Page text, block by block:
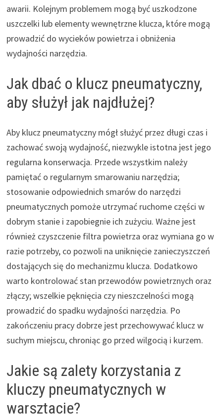
awarii. Kolejnym problemem mogą być uszkodzone
uszczelki lub elementy wewnętrzne klucza, które mogą
prowadzić do wycieków powietrza i obniżenia
wydajności narzędzia.
Jak dbać o klucz pneumatyczny,
aby służył jak najdłużej?
Aby klucz pneumatyczny mógł służyć przez długi czas i
zachować swoją wydajność, niezwykle istotna jest jego
regularna konserwacja. Przede wszystkim należy
pamiętać o regularnym smarowaniu narzędzia;
stosowanie odpowiednich smarów do narzędzi
pneumatycznych pomoże utrzymać ruchome części w
dobrym stanie i zapobiegnie ich zużyciu. Ważne jest
również czyszczenie filtra powietrza oraz wymiana go w
razie potrzeby, co pozwoli na uniknięcie zanieczyszczeń
dostających się do mechanizmu klucza. Dodatkowo
warto kontrolować stan przewodów powietrznych oraz
złączy; wszelkie pęknięcia czy nieszczelności mogą
prowadzić do spadku wydajności narzędzia. Po
zakończeniu pracy dobrze jest przechowywać klucz w
suchym miejscu, chroniąc go przed wilgocią i kurzem.
Jakie są zalety korzystania z
kluczy pneumatycznych w
warsztacie?